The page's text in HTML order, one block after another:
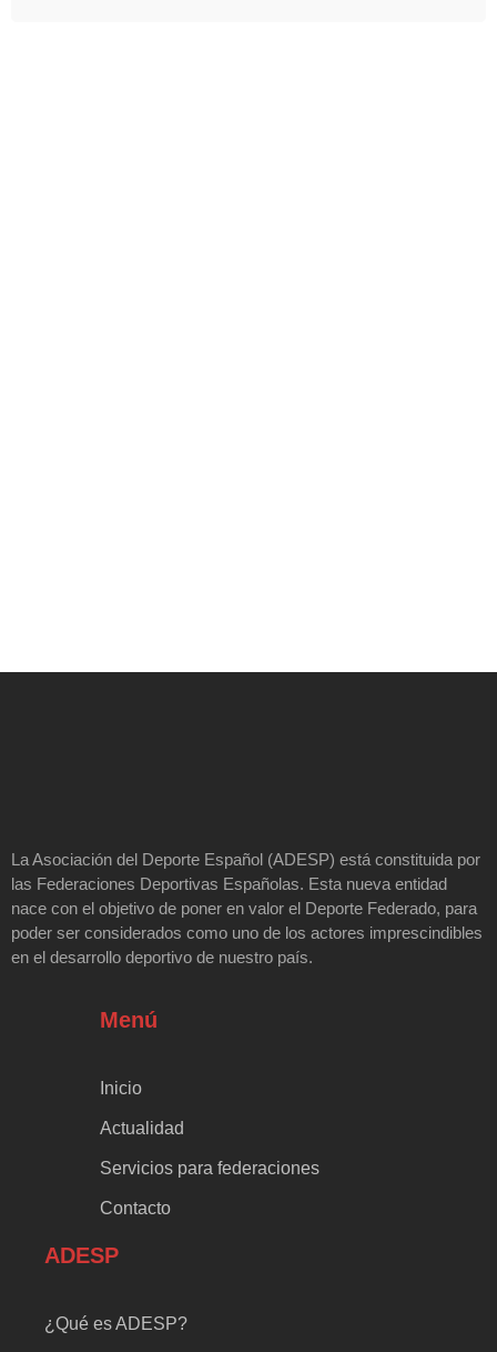
La Asociación del Deporte Español (ADESP) está constituida por
las Federaciones Deportivas Españolas. Esta nueva entidad
nace con el objetivo de poner en valor el Deporte Federado, para
poder ser considerados como uno de los actores imprescindibles
en el desarrollo deportivo de nuestro país.
Menú
Inicio
Actualidad
Servicios para federaciones
Contacto
ADESP
¿Qué es ADESP?